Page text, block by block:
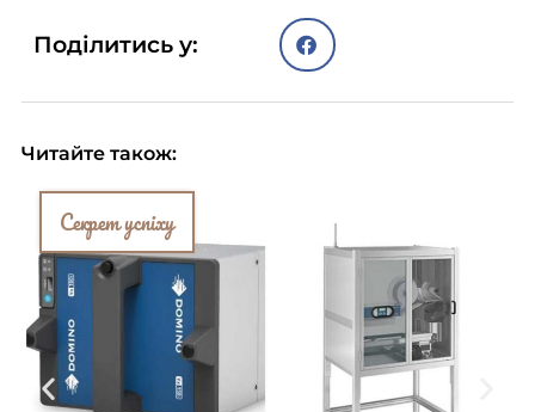
Поділитись у:
Читайте також:
Секрет успіху